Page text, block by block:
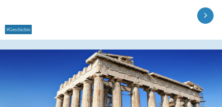
#Geschichte